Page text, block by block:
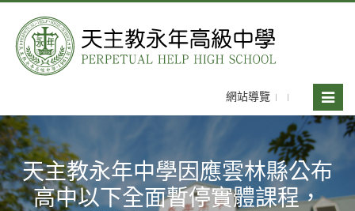
網站導覽
Toggle
天主教永年中學因應雲林縣公布
高中以下全面暫停實體課程，